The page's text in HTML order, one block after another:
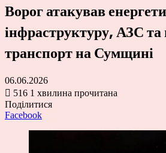
Ворог атакував
інфраструктуру, АЗС
транспорт на Сумщині
06.06.2026
516 1 хвилина прочитана
Поділитися
Facebook